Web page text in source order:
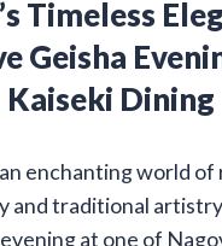
Timeless
Geisha
Kaiseki Dining
enchanting world of
and traditional
at one of